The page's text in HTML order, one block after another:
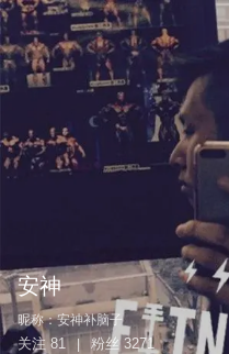
安神
昵称：安神补脑子
关注 81 粉丝 3271